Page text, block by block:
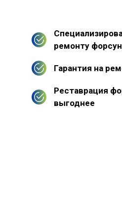
ремонту
Гарантия на
Реставрация
выгоднее